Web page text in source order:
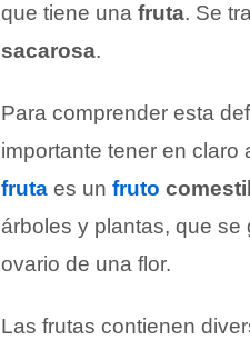
que tiene una fruta. Se
sacarosa.
Para comprender esta
importante tener en
fruta es un fruto
árboles y plantas, que se
ovario de una flor.
Las frutas contienen